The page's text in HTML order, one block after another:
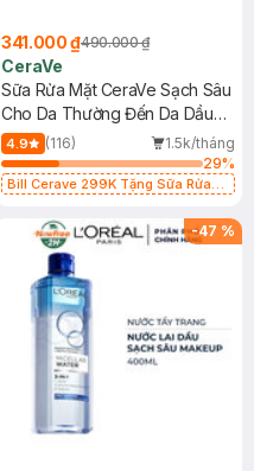
341.000 ₫490.000 ₫
CeraVe
Sữa Rửa Mặt CeraVe Sạch Sâu
Cho Da Thường Đến Da Dầu
473ml
4.9 (116)
1.5k/tháng
29%
Bill Cerave 299K Tặng Sữa Rửa
-47 %